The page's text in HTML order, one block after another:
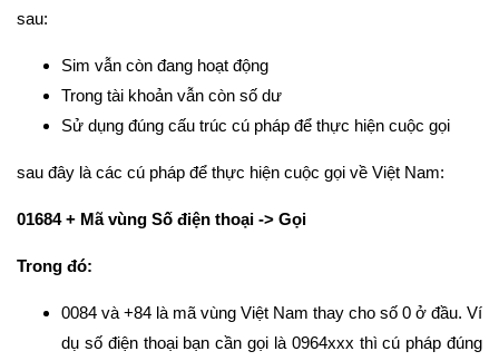
sau:
Sim vẫn còn đang hoạt động
Trong tài khoản vẫn còn số dư
Sử dụng đúng cấu trúc cú pháp để thực hiện cuộc gọi
sau đây là các cú pháp để thực hiện cuộc gọi về Việt Nam:
01684 + Mã vùng Số điện thoại -> Gọi
Trong đó:
0084 và +84 là mã vùng Việt Nam thay cho số 0 ở đầu. Ví
dụ số điện thoại bạn cần gọi là 0964xxx thì cú pháp đúng